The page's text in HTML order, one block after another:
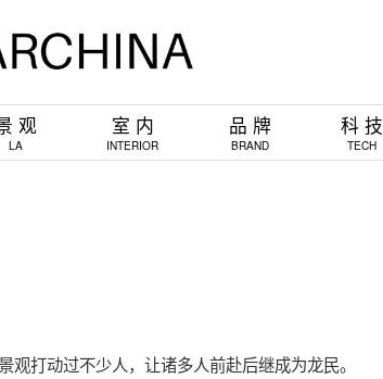
观
LA
室 内
INTERIOR
品 牌
BRAND
科 技
TECH
打动过不少人，让诸多人前赴后继成为龙民。